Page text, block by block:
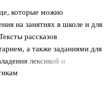
которые можно
на занятиях в школе и для
рассказов
а также заданиями для
лексикой и